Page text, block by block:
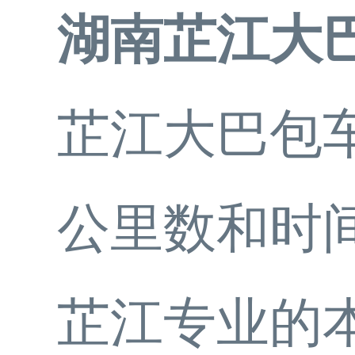
湖南芷江大
芷江大巴包
公里数和时
芷江专业的